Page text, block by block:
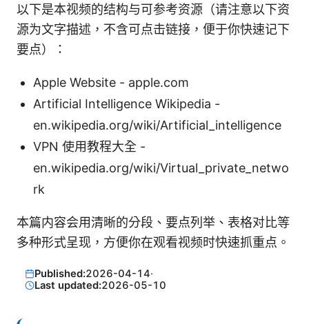
以下是本视频的结构与可参考资源（请注意以下资
源为文字描述，不含可点击链接，便于你快速记下
要点）：
Apple Website - apple.com
Artificial Intelligence Wikipedia -
en.wikipedia.org/wiki/Artificial_intelligence
VPN 使用教程大全 -
en.wikipedia.org/wiki/Virtual_private_netwo
rk
本篇内容会用清晰的分段、要点列举、表格对比等
多种形式呈现，方便你在观看视频时快速抓重点。
Published:2026-04-14·
Last updated:2026-05-10